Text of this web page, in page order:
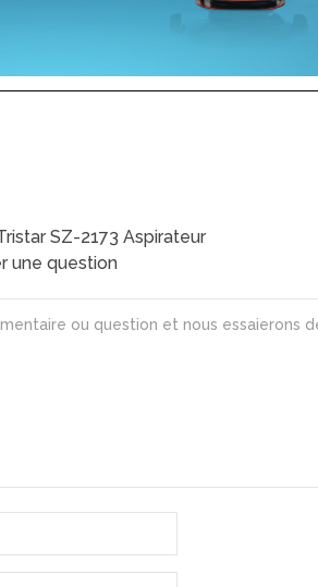
SZ-2173 Aspirateur
une question